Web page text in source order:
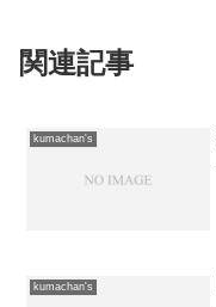
関連記事
kumachan's
kumachan's